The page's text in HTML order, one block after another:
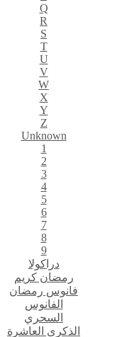
Q
R
S
T
U
V
W
X
Y
Z
Unknown
1
2
3
4
5
6
7
8
9
دراكولا
رمضان كريم
فانوس رمضان
الفانوس
السحري
الذكرى العاشرة